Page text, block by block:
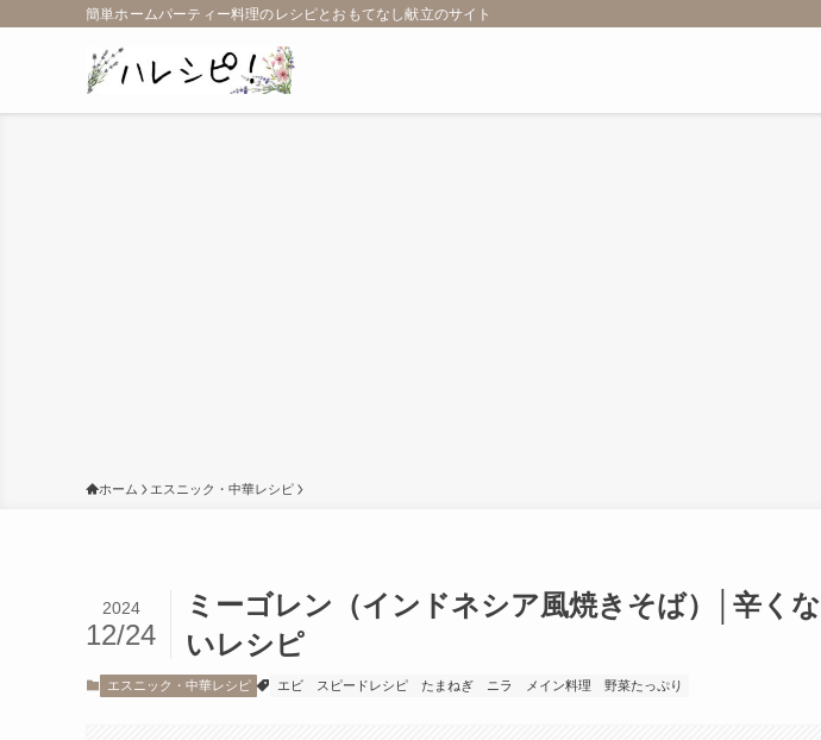
簡単ホームパーティー料理のレシピとおもてなし献立のサイト
ホーム エスニック・中華レシピ
ミーゴレン（インドネシア風焼きそば）│辛く
いレシピ
2024
12/24
エスニック・中華レシピ エビ スピードレシピ たまねぎ ニラ メイン料理 野菜たっぷり